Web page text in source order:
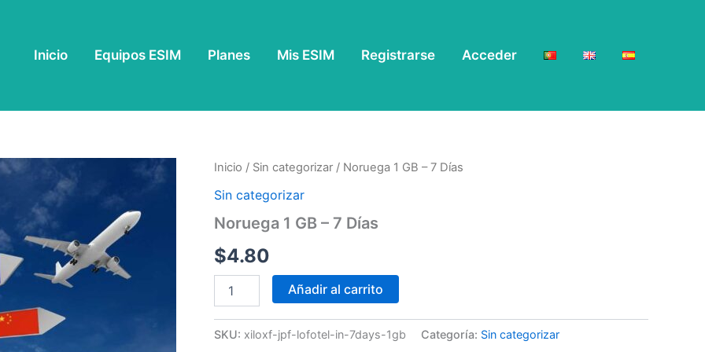
Inicio Equipos ESIM Planes Mis ESIM Registrarse Acceder
Inicio / Sin categorizar / Noruega 1 GB – 7 Días
Sin categorizar
Noruega 1 GB – 7 Días
$4.80
Noruega
GB
7
cantidad
Añadir al carrito
SKU: xiloxf-jpf-lofotel-in-7days-1gb Categoría: Sin categorizar